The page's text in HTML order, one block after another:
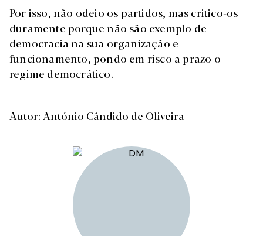
Por isso, não odeio os partidos, mas critico-os
duramente porque não são exemplo de
democracia na sua organização e
funcionamento, pondo em risco a prazo o
regime democrático.
Autor: António Cândido de Oliveira